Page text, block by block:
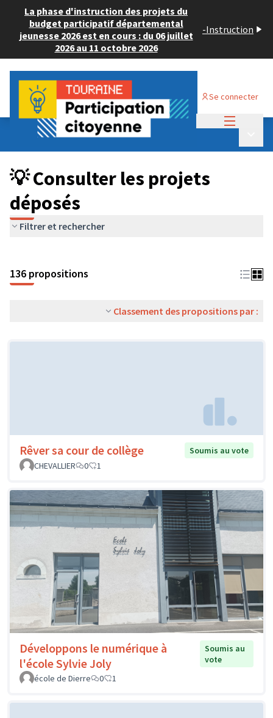
La phase d'instruction des projets du
budget participatif départemental
jeunesse 2026 est en cours : du 06 juillet
2026 au 11 octobre 2026
-Instruction
Se connecter
Budget Participatif JEUNESSE 2024
💡 Consulter les projets déposés
💡 Consulter les projets
déposés
Filtrer et rechercher
136 propositions
Classement des propositions par :
Rêver sa cour de collège
Soumis au vote
CHEVALLIER
0 1
Développons le numérique à
l'école Sylvie Joly
Soumis au
vote
école de Dierre
0 1